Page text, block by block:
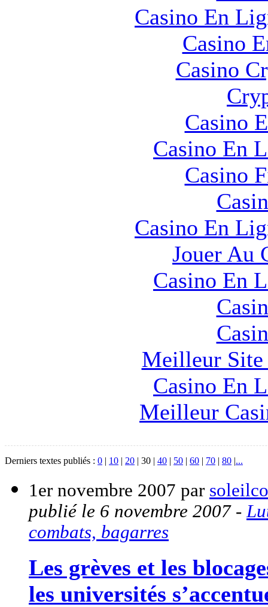
Casino En
Casino
Casino
Casino
Casino En
Casino
Casino En
Jouer Au
Casino En
Meilleur Site
Casino En
Meilleur
Derniers textes publiés : 0 | 10 | 20 | 30 | 40 | 50 | 60 | 70 | 80 |...
1er novembre 2007 par
publié le 6 novembre 2007-
combats, bagarres
Les grèves et les
les universités